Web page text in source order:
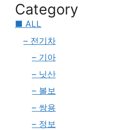
Category
■ ALL
– 전기차
– 기아
– 닛산
– 볼보
– 쌍용
– 정보